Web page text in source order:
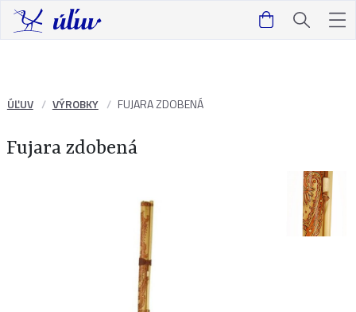
ÚĽUV VÝROBKY FUJARA ZDOBENÁ
Fujara zdobená